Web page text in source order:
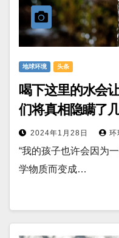
地球环境 头条
喝下这里的水会
们将真相隐瞒了
2024年1月28日 环
“我的孩子也许会因为
学物质而变成…